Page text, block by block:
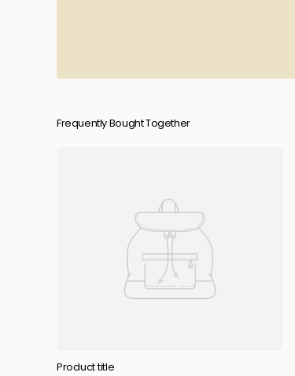
Frequently Bought Together
Product title